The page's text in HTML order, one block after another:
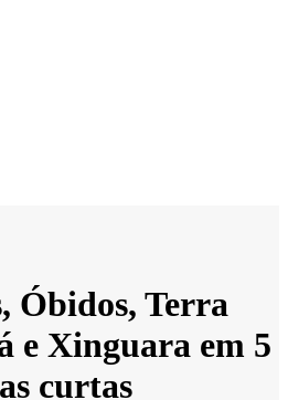
Óbidos, Terra
e Xinguara em 5
curtas